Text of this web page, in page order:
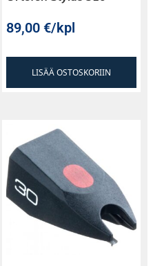
89,00€/kpl
LISÄÄ OSTOSKORIIN